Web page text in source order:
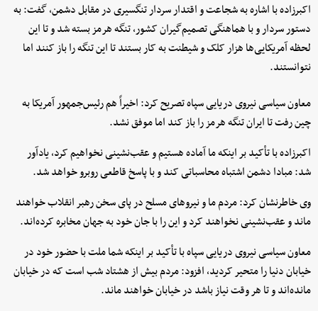
اکبرزاده با اشاره به شجاعت و اقتدار سردار تنگسیری در مقابل دشمن، گفت: به
دستور سردار و با هماهنگی تصمیم‌گیران کشور، تنگه هرمز بسته شد و تا این
لحظه آمریکایی‌ها هزار کلک و شیطنت به کار بستند تا این تنگه را باز کنند اما
نتوانستند.
معاون سیاسی نیروی دریایی سپاه تصریح کرد: اخیراً هم رئیس‌جمهور آمریکا به
چین رفت تا ایران تنگه هرمز را باز کند اما موفق نشد.
اکبرزاده با تأکید بر اینکه ما آماده هستیم و عقب‌نشینی نخواهیم کرد، یادآور
شد: مبادا دشمن اشتباه محاسباتی کند و با پاسخ قاطعی روبرو خواهد شد.
وی خاطرنشان کرد: مردم ما و نیروهای مسلح در پای سخن رهبر انقلاب خواهند
ماند و عقب‌نشینی نخواهند کرد و این را با جان خود به جهان مخابره کرده‌اند.
معاون سیاسی نیروی دریایی سپاه با تأکید بر اینکه شما ملت با حضور خود در
خیابان دنیا را متحیر کردید، افزود: مردم بیش از هشتاد شب است که در خیابان
مانده‌اند و تا هر وقت نیاز باشد در خیابان خواهند ماند.